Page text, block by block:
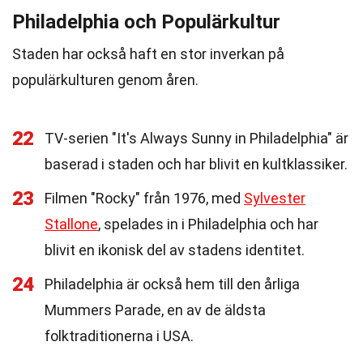
Philadelphia och Populärkultur
Staden har också haft en stor inverkan på
populärkulturen genom åren.
22
TV-serien "It's Always Sunny in Philadelphia" är
baserad i staden och har blivit en kultklassiker.
23 Filmen "Rocky" från 1976, med Sylvester
Stallone, spelades in i Philadelphia och har
blivit en ikonisk del av stadens identitet.
24
Philadelphia är också hem till den årliga
Mummers Parade, en av de äldsta
folktraditionerna i USA.